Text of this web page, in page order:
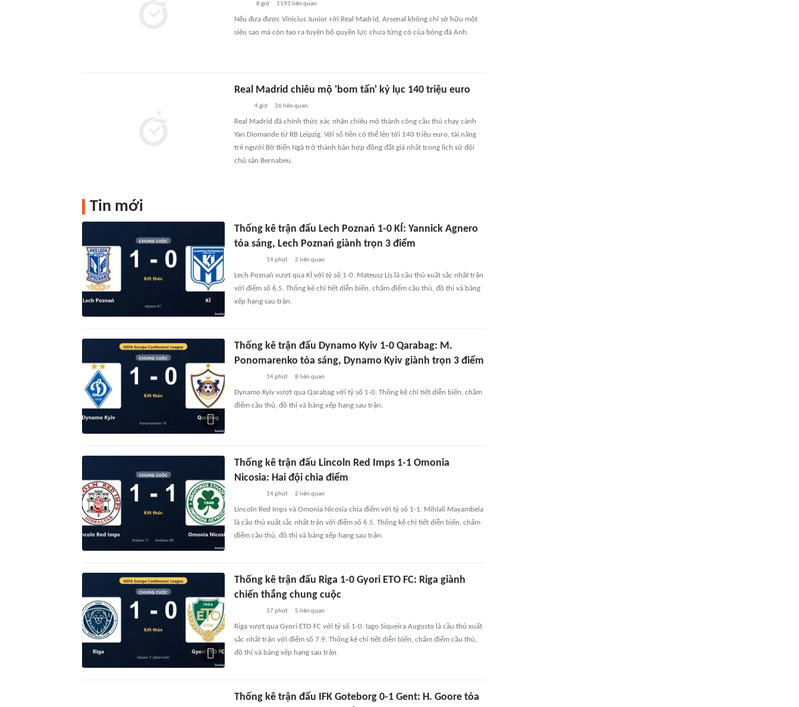
8 giờ 1193 liên quan
Nếu đưa được Vinicius Junior rời Real Madrid, Arsenal không chỉ sở hữu một
siêu sao mà còn tạo ra tuyên bố quyền lực chưa từng có của bóng đá Anh.
Real Madrid chiêu mộ 'bom tấn' kỷ lục 140 triệu euro
4 giờ 36 liên quan
Real Madrid đã chính thức xác nhận chiêu mộ thành công cầu thủ chạy cánh
Yan Diomande từ RB Leipzig. Với số tiền có thể lên tới 140 triệu euro, tài năng
trẻ người Bờ Biển Ngà trở thành bản hợp đồng đắt giá nhất trong lịch sử đội
chủ sân Bernabeu.
Tin mới
Thống kê trận đấu Lech Poznań 1-0 KÍ: Yannick Agnero
tỏa sáng, Lech Poznań giành trọn 3 điểm
14 phút 2 liên quan
Lech Poznań vượt qua KÍ với tỷ số 1-0. Mateusz Lis là cầu thủ xuất sắc nhất trận
với điểm số 6.5. Thống kê chi tiết diễn biến, chấm điểm cầu thủ, đồ thị và bảng
xếp hạng sau trận.
Thống kê trận đấu Dynamo Kyiv 1-0 Qarabag: M.
Ponomarenko tỏa sáng, Dynamo Kyiv giành trọn 3 điểm
14 phút 8 liên quan
Dynamo Kyiv vượt qua Qarabag với tỷ số 1-0. Thống kê chi tiết diễn biến, chấm
điểm cầu thủ, đồ thị và bảng xếp hạng sau trận.
Thống kê trận đấu Lincoln Red Imps 1-1 Omonia
Nicosia: Hai đội chia điểm
14 phút 2 liên quan
Lincoln Red Imps và Omonia Nicosia chia điểm với tỷ số 1-1. Mihlali Mayambela
là cầu thủ xuất sắc nhất trận với điểm số 6.5. Thống kê chi tiết diễn biến, chấm
điểm cầu thủ, đồ thị và bảng xếp hạng sau trận.
Thống kê trận đấu Riga 1-0 Gyori ETO FC: Riga giành
chiến thắng chung cuộc
17 phút 5 liên quan
Riga vượt qua Gyori ETO FC với tỷ số 1-0. Iago Siqueira Augusto là cầu thủ xuất
sắc nhất trận với điểm số 7.9. Thống kê chi tiết diễn biến, chấm điểm cầu thủ,
đồ thị và bảng xếp hạng sau trận.
Thống kê trận đấu IFK Goteborg 0-1 Gent: H. Goore tỏa